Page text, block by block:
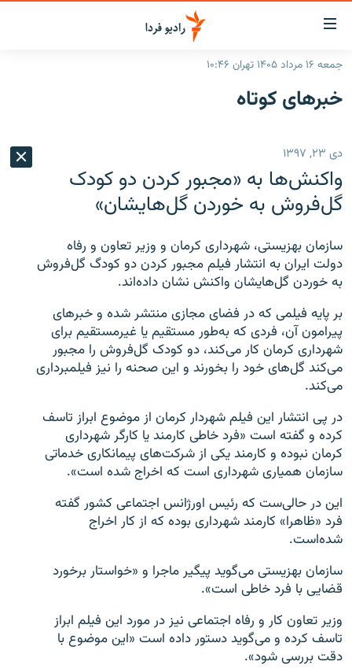
لینک‌های
قابلیت
دسترسی
بازگشت
اصلی
رفتن
به
صفحه
ایران
رادیو
انتخاب کنید و بشنوید
فرکانس‌ها
پادکست
گزارش‌های تصویری
گزارش‌های ویدئویی
زنان فردا
English
به ما بپیوندید
زبان‌های دیگر
جمعه ۱۶ مرداد ۱۴۰۵ تهران ۱۰:۴۶
خبرهای کوتاه
دی ۲۳, ۱۳۹۷
واکنش‌ها به «مجبور کردن دو کودک
گل‌فروش به خوردن گل‌هایشان»
سازمان بهزیستی، شهرداری کرمان و وزیر تعاون و رفاه
دولت ایران به انتشار فیلم مجبور کردن دو کودگ گل‌فروش
به خوردن گل‌هایشان واکنش نشان داده‌اند.
بر پایه فیلمی که در فضای مجازی منتشر شده و خبرهای
پیرامون آن، فردی که به‌طور مستقیم یا غیرمستقیم برای
شهرداری کرمان کار می‌کند، دو کودک گل‌فروش را مجبور
می‌کند گل‌های خود را بخورند و این صحنه را نیز فیلمبرداری
می‌کند.
در پی انتشار این فیلم شهردار کرمان از موضوع ابراز تاسف
کرده و گفته است «فرد خاطی کارمند یا کارگر شهرداری
کرمان نبوده و کارمند یکی از شرکت‌های پیمانکاری خدماتی
سازمان همیاری شهرداری است که اخراج شده است».
این در حالی‌ست که رئیس اورژانس اجتماعی کشور گفته
فرد «ظاهرا» کارمند شهرداری بوده که از کار اخراج
شده‌است.
سازمان بهزیستی می‌گوید پیگیر ماجرا و «خواستار برخورد
قضایی با فرد خاطی است».
وزیر تعاون کار و رفاه اجتماعی نیز در مورد این فیلم ابراز
تاسف کرده و می‌گوید دستور داده است «این موضوع با
دقت بررسی شود».